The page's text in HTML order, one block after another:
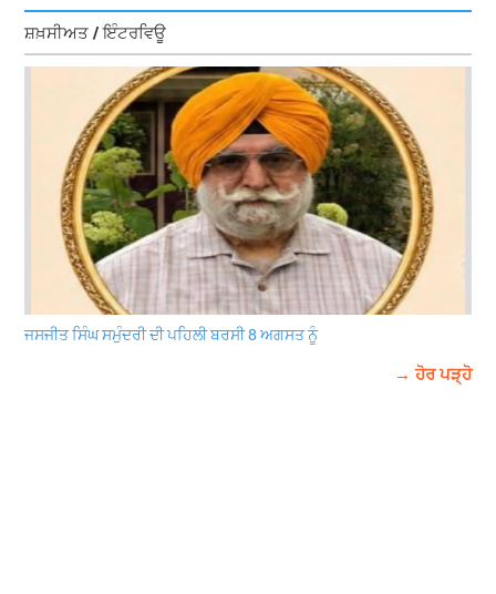
ਸ਼ਖ਼ਸੀਅਤ / ਇੰਟਰਵਿਊ
ਜਸਜੀਤ ਸਿੰਘ ਸਮੁੰਦਰੀ ਦੀ ਪਹਿਲੀ ਬਰਸੀ 8 ਅਗਸਤ ਨੂੰ
→ ਹੋਰ ਪੜ੍ਹੋ